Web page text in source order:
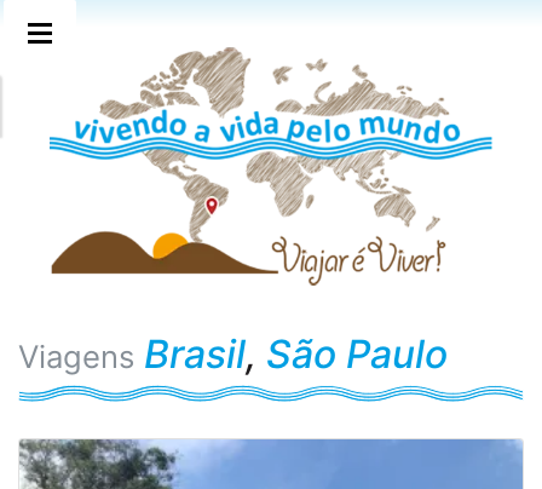
Viagens Brasil, São Paulo